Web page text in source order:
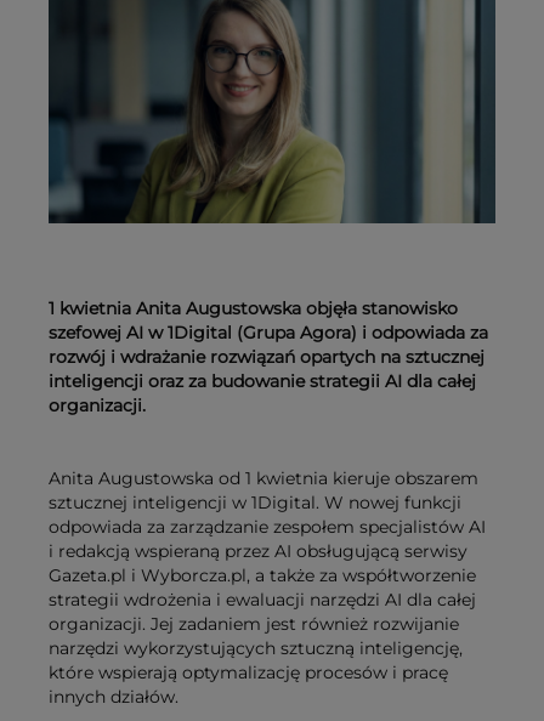
1 kwietnia Anita Augustowska objęła stanowisko
szefowej AI w 1Digital (Grupa Agora) i odpowiada za
rozwój i wdrażanie rozwiązań opartych na sztucznej
inteligencji oraz za budowanie strategii AI dla całej
organizacji.
Anita Augustowska od 1 kwietnia kieruje obszarem
sztucznej inteligencji w 1Digital. W nowej funkcji
odpowiada za zarządzanie zespołem specjalistów AI
i redakcją wspieraną przez AI obsługującą serwisy
Gazeta.pl i Wyborcza.pl, a także za współtworzenie
strategii wdrożenia i ewaluacji narzędzi AI dla całej
organizacji. Jej zadaniem jest również rozwijanie
narzędzi wykorzystujących sztuczną inteligencję,
które wspierają optymalizację procesów i pracę
innych działów.